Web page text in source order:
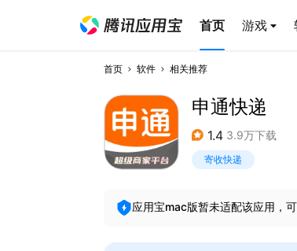
首页 游戏
首页 软件 相关推荐
申通快递
1.4 3.9万下载
寄收快递
应用宝mac版暂未适配该应用，